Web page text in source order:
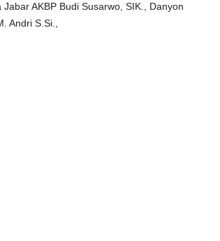
AKBP Budi Susarwo, SIK., Danyon
Andri S.Si.,